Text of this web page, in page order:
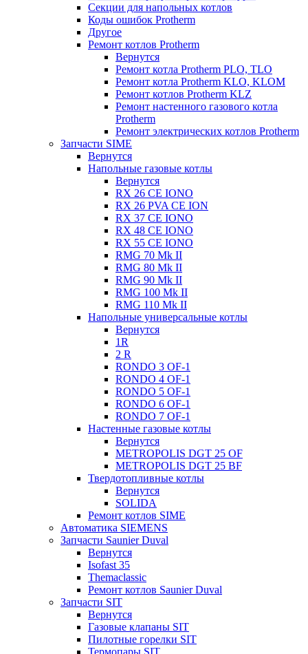
Секции для напольных котлов
Коды ошибок Protherm
Другое
Ремонт котлов Protherm
Вернутся
Ремонт котла Protherm PLO, TLO
Ремонт котла Protherm KLO, KLOM
Ремонт котлов Protherm KLZ
Ремонт настенного газового котла
Protherm
Ремонт электрических котлов Protherm
Запчасти SIME
Вернутся
Напольные газовые котлы
Вернутся
RX 26 CE IONO
RX 26 PVA CE ION
RX 37 CE IONO
RX 48 CE IONO
RX 55 CE IONO
RMG 70 Mk II
RMG 80 Mk II
RMG 90 Mk II
RMG 100 Mk II
RMG 110 Mk II
Напольные универсальные котлы
Вернутся
1R
2 R
RONDO 3 OF-1
RONDO 4 OF-1
RONDO 5 OF-1
RONDO 6 OF-1
RONDO 7 OF-1
Настенные газовые котлы
Вернутся
METROPOLIS DGT 25 OF
METROPOLIS DGT 25 BF
Твердотопливные котлы
Вернутся
SOLIDA
Ремонт котлов SIME
Автоматика SIEMENS
Запчасти Saunier Duval
Вернутся
Isofast 35
Themaclassic
Ремонт котлов Saunier Duval
Запчасти SIT
Вернутся
Газовые клапаны SIT
Пилотные горелки SIT
Термопары SIT